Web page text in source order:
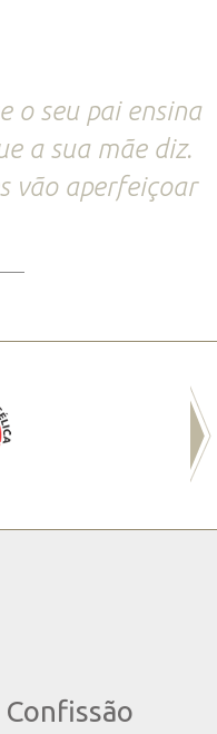
o seu pai ensina
a sua mãe diz.
vão aperfeiçoar